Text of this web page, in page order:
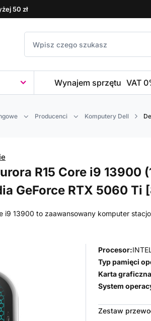
50 zł
Wynajem sprzętu VAT
Producenci Komputery Dell
R15 Core i9 13900
GeForce RTX 5060 Ti
i9 13900 to zaawansowany komputer
Procesor:
Typ pamięci
Karta
System
Zestaw